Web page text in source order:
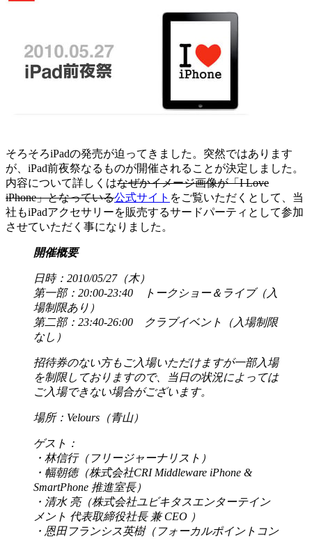
そろそろiPadの発売が迫ってきました。突然ではあります
が、iPad前夜祭なるものが開催されることが決定しました。
内容について詳しくはなぜかイメージ画像が「I Love
iPhone」となっている公式サイト をご覧いただくとして、当
社もiPadアクセサリーを販売するサードパーティとして参加
させていただく事になりました。
開催概要
日時：2010/05/27（木）
第一部：20:00-23:40 トークショー＆ライブ（入
場制限あり）
第二部：23:40-26:00 クラブイベント（入場制限
なし）
招待券のない方もご入場いただけますが一部入場
を制限しておりますので、当日の状況によっては
ご入場できない場合がございます。
場所：Velours（青山）
ゲスト：
・林信行（フリージャーナリスト）
・幅朝徳（株式会社CRI Middleware iPhone &
SmartPhone 推進室長）
・清水 亮（株式会社ユビキタスエンターテイン
メント 代表取締役社長 兼 CEO ）
・恩田フランシス英樹（フォーカルポイントコン